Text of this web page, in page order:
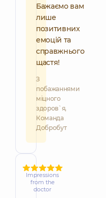
Бажаємо вам
лише
позитивних
емоцій та
справжнього
щастя!
З
побажаннями
міцного
здоров`я,
Команда
Добробут
Impressions
from the
doctor